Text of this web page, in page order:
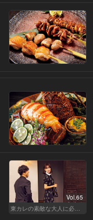
Vol.65
東カレの素敵な大人に必要なこと